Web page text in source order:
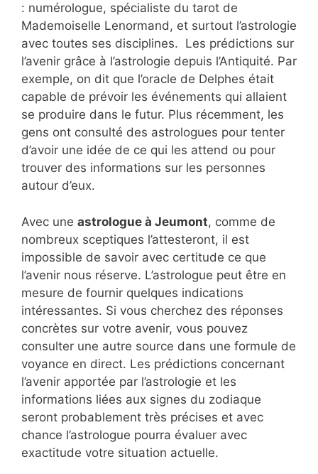
: numérologue, spécialiste du tarot de
Mademoiselle Lenormand, et surtout l’astrologie
avec toutes ses disciplines. Les prédictions sur
l’avenir grâce à l’astrologie depuis l’Antiquité. Par
exemple, on dit que l’oracle de Delphes était
capable de prévoir les événements qui allaient
se produire dans le futur. Plus récemment, les
gens ont consulté des astrologues pour tenter
d’avoir une idée de ce qui les attend ou pour
trouver des informations sur les personnes
autour d’eux.
Avec une astrologue à Jeumont, comme de
nombreux sceptiques l’attesteront, il est
impossible de savoir avec certitude ce que
l’avenir nous réserve. L’astrologue peut être en
mesure de fournir quelques indications
intéressantes. Si vous cherchez des réponses
concrètes sur votre avenir, vous pouvez
consulter une autre source dans une formule de
voyance en direct. Les prédictions concernant
l’avenir apportée par l’astrologie et les
informations liées aux signes du zodiaque
seront probablement très précises et avec
chance l’astrologue pourra évaluer avec
exactitude votre situation actuelle.